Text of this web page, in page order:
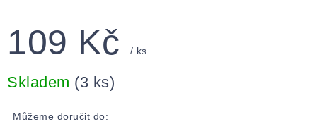
109 Kč / ks
cena:
Skladem (3 ks)
Můžeme doručit do: